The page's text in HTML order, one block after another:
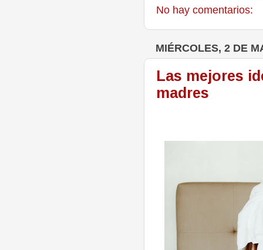
No hay comentarios:
MIÉRCOLES, 2 DE
Las mejores
madres